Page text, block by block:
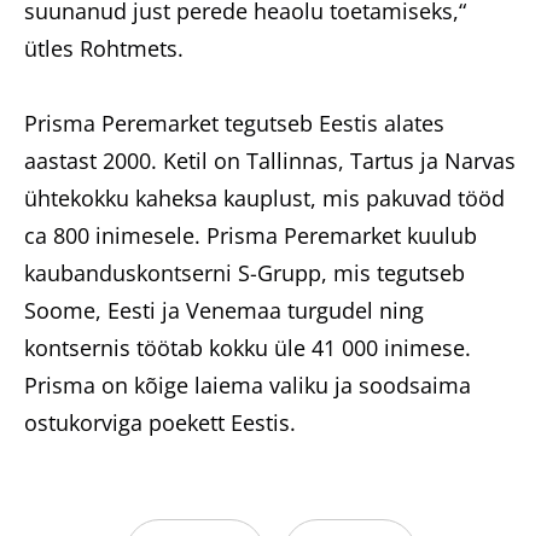
suunanud just perede heaolu toetamiseks,“
ütles Rohtmets.
Prisma Peremarket tegutseb Eestis alates
aastast 2000. Ketil on Tallinnas, Tartus ja Narvas
ühtekokku kaheksa kauplust, mis pakuvad tööd
ca 800 inimesele. Prisma Peremarket kuulub
kaubanduskontserni S-Grupp, mis tegutseb
Soome, Eesti ja Venemaa turgudel ning
kontsernis töötab kokku üle 41 000 inimese.
Prisma on kõige laiema valiku ja soodsaima
ostukorviga poekett Eestis.